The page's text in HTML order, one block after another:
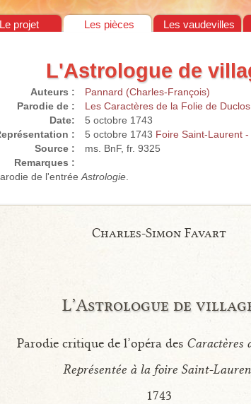
Le projet Les pièces Les vaudevilles
L'Astrologue de
Auteurs :
Pannard (Charles-François)
Parodie de :
Les Caractères de la Folie de
Date:
5 octobre 1743
:
5 octobre 1743 Foire Saint-Laurent
Source :
ms. BnF, fr. 9325
Remarques :
de l'entréeAstrologie
Charles-Simon Favart
L’Astrologue de
Parodie critique de l’opéra des Caractères
Représentée à la foire Saint-
1743